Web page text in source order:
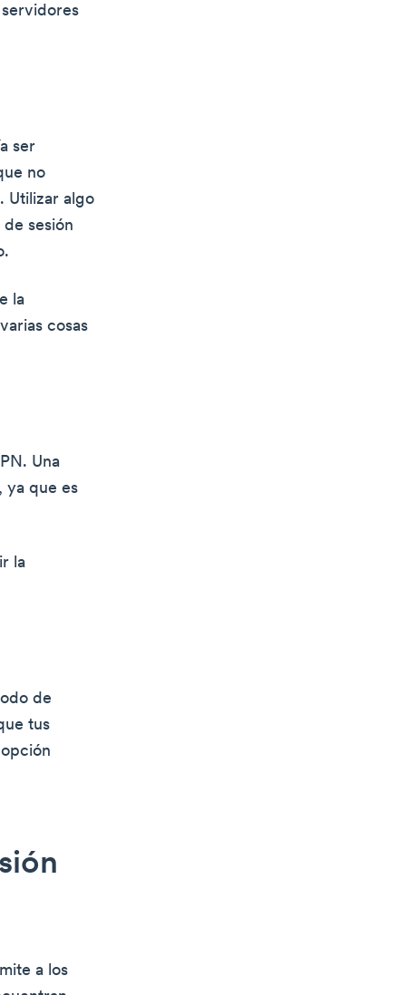
ser
no
Utilizar algo
sesión
la
cosas
Una
ya que es
la
de
tus
a los